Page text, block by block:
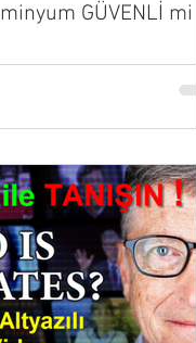
GÜVENLİ mi ?